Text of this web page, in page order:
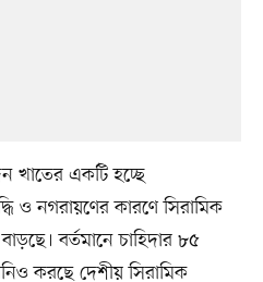
খাতের একটি হচ্ছে
ও নগরায়ণের কারণে সিরামিক
বর্তমানে চাহিদার ৮৫
করছে দেশীয় সিরামিক